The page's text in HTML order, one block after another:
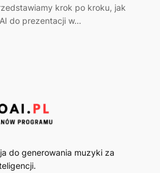
krok po kroku, jak
do prezentacji w…
do generowania muzyki za